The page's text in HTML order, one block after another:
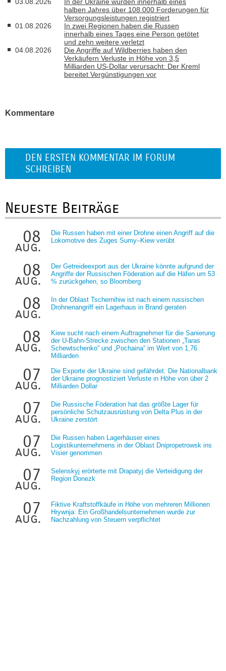
halben Jahres über 108.000 Forderungen für
Versorgungsleistungen registriert
01.08.2026
In zwei Regionen haben die Russen
innerhalb eines Tages eine Person getötet
und zehn weitere verletzt
04.08.2026
Die Angriffe auf Wildberries haben den
Verkäufern Verluste in Höhe von 3,5
Milliarden US-Dollar verursacht: Der Kreml
bereitet Vergünstigungen vor
Kommentare
DEN ERSTEN KOMMENTAR IM FORUM
SCHREIBEN
Neueste Beiträge
08
aug.
Die Russen haben mit einer Drohne einen Angriff auf die
Lokomotive des Zuges Sumy–Kiew verübt
08
aug.
Der Getreideexport aus der Ukraine könnte aufgrund der
Angriffe der Russischen Föderation auf die Häfen um 53
% zurückgehen, so Bloomberg
08
aug.
In der Oblast Tschernihiw ist nach einem russischen
Drohnenangriff ein Lagerhaus in Brand geraten
08
aug.
Kiew sucht nach einem Auftragnehmer für die Sanierung
der U-Bahn-Strecke zwischen den Stationen „Taras
Schewtschenko“ und „Pochaina“ im Wert von 1,76
Milliarden
07
aug.
Die Exporte der Ukraine sind gefährdet: Die Nationalbank
der Ukraine prognostiziert Verluste in Höhe von über 2
Milliarden Dollar
07
aug.
Die Russische Föderation hat das größte Lager für
persönliche Schutzausrüstung von Delta Plus in der
Ukraine zerstört
07
aug.
Die Russen haben Lagerhäuser eines
Logistikunternehmens in der Oblast Dnipropetrowsk ins
Visier genommen
07
aug.
Selenskyj erörterte mit Drapatyj die Verteidigung der
Region Donezk
07
aug.
Fiktive Kraftstoffkäufe in Höhe von mehreren Millionen
Hrywnja: Ein Großhandelsunternehmen wurde zur
Nachzahlung von Steuern verpflichtet